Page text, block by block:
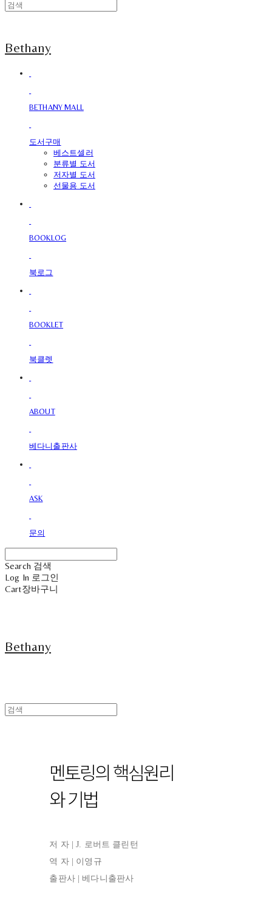
Bethany
BETHANY MALL
도서구매
베스트셀러
분류별 도서
저자별 도서
선물용 도서
BOOKLOG
북로그
BOOKLET
북클렛
ABOUT
베다니출판사
ASK
문의
Search 검색
Log In 로그인
Cart장바구니
Bethany
멘토링의 핵심원리
와 기법
저 자 | J. 로버트 클린턴
역 자 | 이영규
출판사 | 베다니출판사